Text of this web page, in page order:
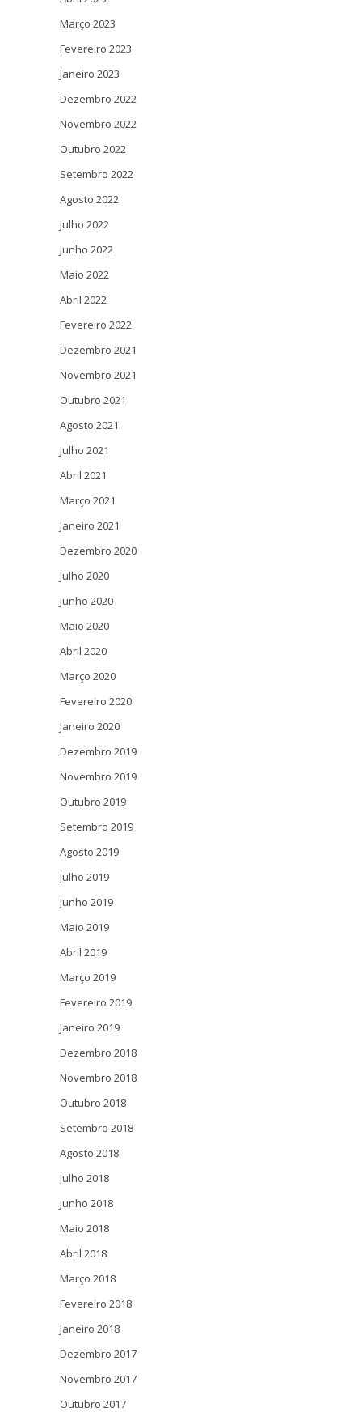
Março 2023
Fevereiro 2023
Janeiro 2023
Dezembro 2022
Novembro 2022
Outubro 2022
Setembro 2022
Agosto 2022
Julho 2022
Junho 2022
Maio 2022
Abril 2022
Fevereiro 2022
Dezembro 2021
Novembro 2021
Outubro 2021
Agosto 2021
Julho 2021
Abril 2021
Março 2021
Janeiro 2021
Dezembro 2020
Julho 2020
Junho 2020
Maio 2020
Abril 2020
Março 2020
Fevereiro 2020
Janeiro 2020
Dezembro 2019
Novembro 2019
Outubro 2019
Setembro 2019
Agosto 2019
Julho 2019
Junho 2019
Maio 2019
Abril 2019
Março 2019
Fevereiro 2019
Janeiro 2019
Dezembro 2018
Novembro 2018
Outubro 2018
Setembro 2018
Agosto 2018
Julho 2018
Junho 2018
Maio 2018
Abril 2018
Março 2018
Fevereiro 2018
Janeiro 2018
Dezembro 2017
Novembro 2017
Outubro 2017